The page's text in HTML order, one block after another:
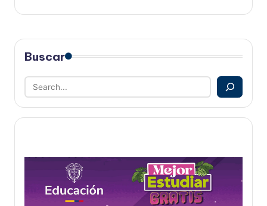
Buscar